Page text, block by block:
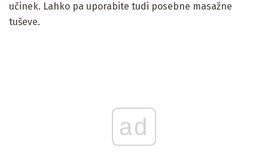
učinek. Lahko pa uporabite tudi posebne masažne
tuševe.
ad